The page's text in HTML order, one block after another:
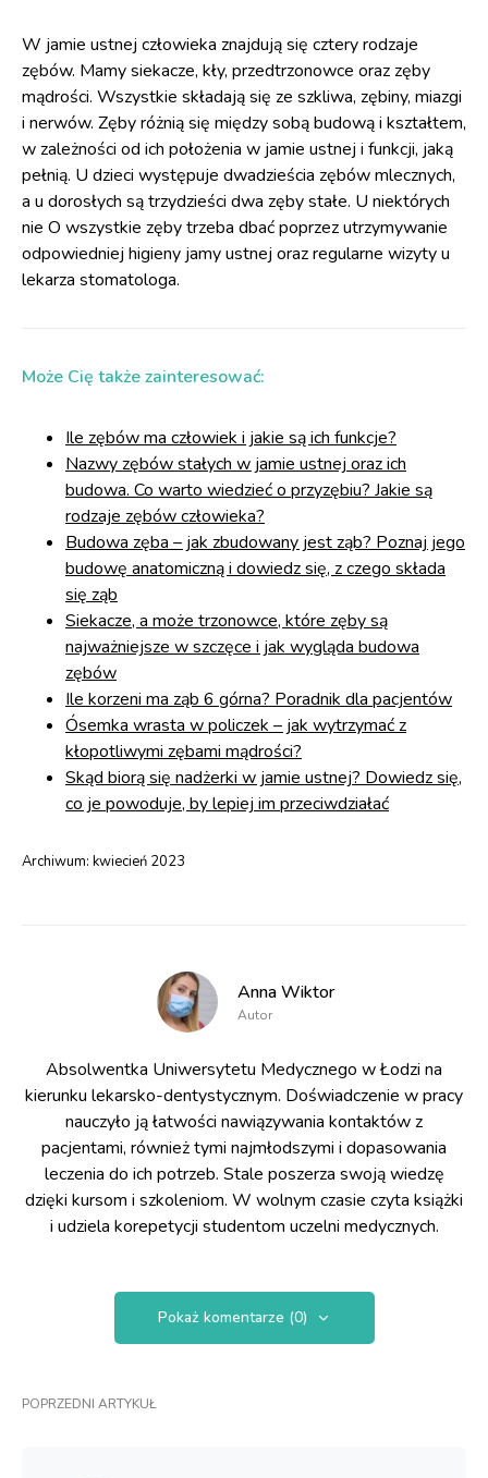
W jamie ustnej człowieka znajdują się cztery rodzaje
zębów. Mamy siekacze, kły, przedtrzonowce oraz zęby
mądrości. Wszystkie składają się ze szkliwa, zębiny, miazgi
i nerwów. Zęby różnią się między sobą budową i kształtem,
w zależności od ich położenia w jamie ustnej i funkcji, jaką
pełnią. U dzieci występuje dwadzieścia zębów mlecznych,
a u dorosłych są trzydzieści dwa zęby stałe. U niektórych
nie O wszystkie zęby trzeba dbać poprzez utrzymywanie
odpowiedniej higieny jamy ustnej oraz regularne wizyty u
lekarza stomatologa.
Może Cię także zainteresować:
Ile zębów ma człowiek i jakie są ich funkcje?
Nazwy zębów stałych w jamie ustnej oraz ich
budowa. Co warto wiedzieć o przyzębiu? Jakie są
rodzaje zębów człowieka?
Budowa zęba – jak zbudowany jest ząb? Poznaj jego
budowę anatomiczną i dowiedz się, z czego składa
się ząb
Siekacze, a może trzonowce, które zęby są
najważniejsze w szczęce i jak wygląda budowa
zębów
Ile korzeni ma ząb 6 górna? Poradnik dla pacjentów
Ósemka wrasta w policzek – jak wytrzymać z
kłopotliwymi zębami mądrości?
Skąd biorą się nadżerki w jamie ustnej? Dowiedz się,
co je powoduje, by lepiej im przeciwdziałać
Archiwum: kwiecień 2023
Anna Wiktor
Autor
Absolwentka Uniwersytetu Medycznego w Łodzi na
kierunku lekarsko-dentystycznym. Doświadczenie w pracy
nauczyło ją łatwości nawiązywania kontaktów z
pacjentami, również tymi najmłodszymi i dopasowania
leczenia do ich potrzeb. Stale poszerza swoją wiedzę
dzięki kursom i szkoleniom. W wolnym czasie czyta książki
i udziela korepetycji studentom uczelni medycznych.
Pokaż komentarze (0)
POPRZEDNI ARTYKUŁ